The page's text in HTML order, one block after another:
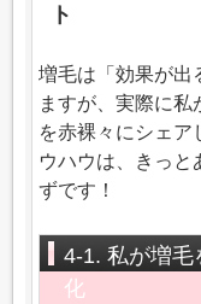
ト
増毛は「効果が出
ますが、実際に
を赤裸々にシェア
ウハウは、きっと
ずです！
4-1. 私が増毛
化